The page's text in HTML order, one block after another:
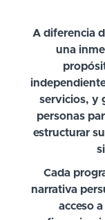
A diferencia
una
servicios, y
personas
estructurar
Cada
narrativa
acceso